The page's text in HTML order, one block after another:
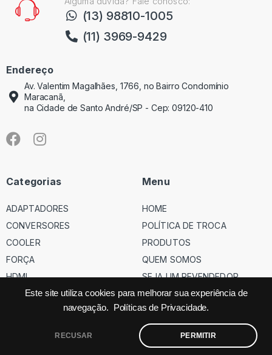
Este site utiliza cookies para melhorar sua experiência de
navegação.
Políticas de Privacidade.
RECUSAR PERMITIR
(13) 98810-1005
(11) 3969-9429
Endereço
Av. Valentim Magalhães, 1766, no Bairro Condomínio
Maracanã,
na Cidade de Santo André/SP - Cep: 09120-410
Categorias
ADAPTADORES
CONVERSORES
COOLER
FORÇA
HDMI
Menu
HOME
POLÍTICA DE TROCA
PRODUTOS
QUEM SOMOS
SEJA UM REVENDEDOR